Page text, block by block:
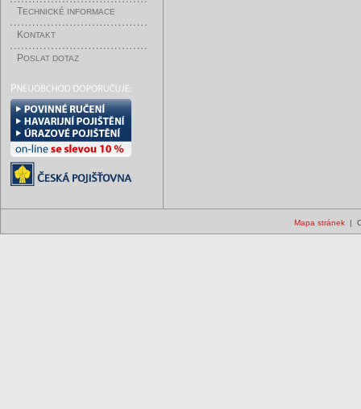
TECHNICKÉ INFORMACE
KONTAKT
POSLAT DOTAZ
Mapa stránek|